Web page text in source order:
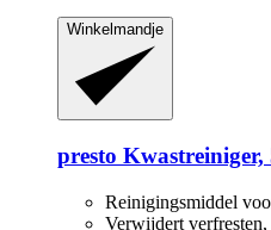
Winkelmandje
presto Kwastreiniger,
Reinigingsmiddel
Verwijdert